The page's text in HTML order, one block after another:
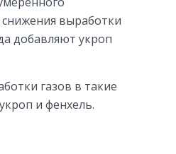
выработки
добавляют укроп
газов в такие
и фенхель.